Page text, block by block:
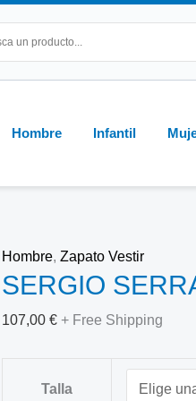
Hombre Infantil
Hombre, Zapato Vestir
SERGIO
107,00 € + Free Shipping
Talla
SERRANO
2802
cantidad